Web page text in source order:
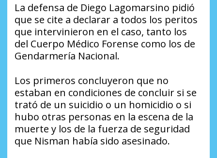
La defensa de Diego Lagomarsino pidió
que se cite a declarar a todos los peritos
que intervinieron en el caso, tanto los
del Cuerpo Médico Forense como los de
Gendarmería Nacional.
Los primeros concluyeron que no
estaban en condiciones de concluir si se
trató de un suicidio o un homicidio o si
hubo otras personas en la escena de la
muerte y los de la fuerza de seguridad
que Nisman había sido asesinado.